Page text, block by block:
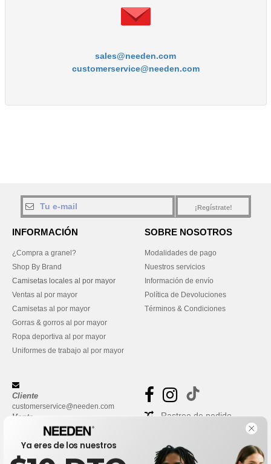
sales@needen.com
customerservice@needen.com
¡Regístrate!
INFORMACIÓN
¿Compra a granel?
Shop By Brand
Camisetas locales al por mayor
Ventas al por mayor
Camisetas al por mayor
Gorras & gorros al por mayor
Ropa deportiva al por mayor
Uniformes de trabajo al por mayor
SOBRE NOSOTROS
Modalidades de pago
Nuestros servicios
Información de envío
Política de Devoluciones
Términos & Condiciones
Cliente
customerservice@needen.com
Venta
sales@needen.com
Rastreo de pedido
Ya eres de los nuestros